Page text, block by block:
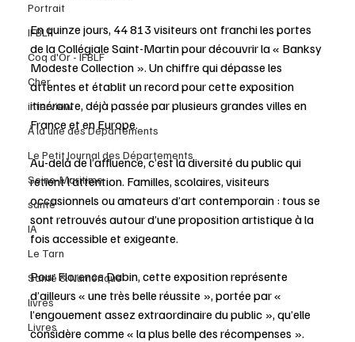
Portrait
IFBLF
Coq d'Or - IFBLF
Cher
interview
À la une des Départements
Le Petit Journal des Départements
Seine-Maritime
santé
IA
Le Tarn
Santé & Numérique
livres
Livres
En quinze jours, 44 813 visiteurs ont franchi les portes
de la Collégiale Saint-Martin pour découvrir la « Banksy
Modeste Collection ». Un chiffre qui dépasse les
attentes et établit un record pour cette exposition
itinérante, déjà passée par plusieurs grandes villes en
France et en Europe.
Au-delà de l’affluence, c’est la diversité du public qui
retient l’attention. Familles, scolaires, visiteurs
occasionnels ou amateurs d’art contemporain : tous se
sont retrouvés autour d’une proposition artistique à la
fois accessible et exigeante.
Pour Florence Dabin, cette exposition représente
d’ailleurs « une très belle réussite », portée par «
l’engouement assez extraordinaire du public », qu’elle
considère comme « la plus belle des récompenses ».